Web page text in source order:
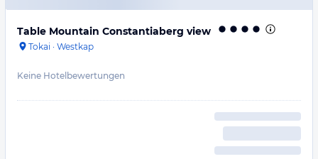
Table Mountain Constantiaberg view
Tokai · Westkap
Keine Hotelbewertungen